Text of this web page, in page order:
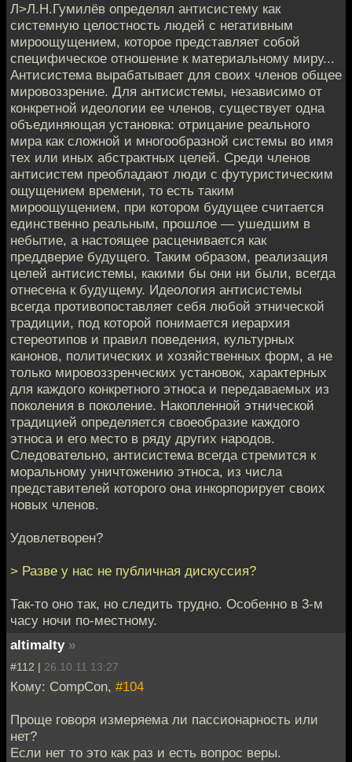
Л>Л.Н.Гумилёв определял антисистему как
системную целостность людей с негативным
мироощущением, которое представляет собой
специфическое отношение к материальному миру...
Антисистема вырабатывает для своих членов общее
мировоззрение. Для антисистемы, независимо от
конкретной идеологии ее членов, существует одна
объединяющая установка: отрицание реального
мира как сложной и многообразной системы во имя
тех или иных абстрактных целей. Среди членов
антисистем преобладают люди с футуристическим
ощущением времени, то есть таким
мироощущением, при котором будущее считается
единственно реальным, прошлое — ушедшим в
небытие, а настоящее расценивается как
преддверие будущего. Таким образом, реализация
целей антисистемы, какими бы они ни были, всегда
отнесена к будущему. Идеология антисистемы
всегда противопоставляет себя любой этнической
традиции, под которой понимается иерархия
стереотипов и правил поведения, культурных
канонов, политических и хозяйственных форм, а не
только мировоззренческих установок, характерных
для каждого конкретного этноса и передаваемых из
поколения в поколение. Накопленной этнической
традицией определяется своеобразие каждого
этноса и его место в ряду других народов.
Следовательно, антисистема всегда стремится к
моральному уничтожению этноса, из числа
представителей которого она инкорпорирует своих
новых членов.
Удовлетворен?
> Разве у нас не публичная дискуссия?
Так-то оно так, но следить трудно. Особенно в 3-м
часу ночи по-местному.
altimalty »
#112 | 26.10.11 13:27
Кому: CompCon, #104
Проще говоря измеряема ли пассионарность или
нет?
Если нет то это как раз и есть вопрос веры.